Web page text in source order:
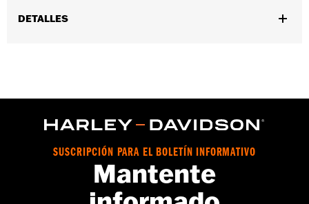
DETALLES
Installation Instructions
GARANTÍA:1 año de garantía limitada – Consultawww.h-
para más información
SUSCRIPCIÓN PARA EL BOLETÍN INFORMATIVO
Mantente